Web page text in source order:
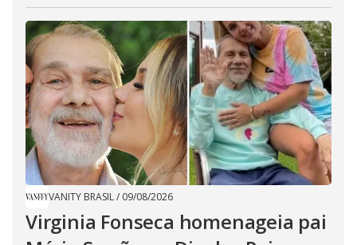
VANITY BRASIL/ 09/08/2026
Virginia Fonseca homenageia pai